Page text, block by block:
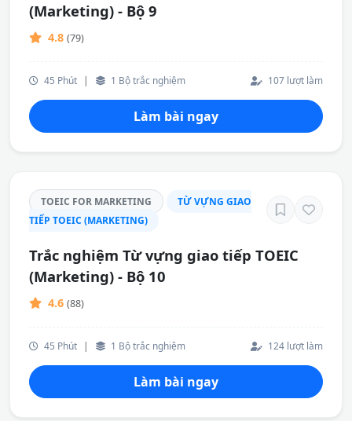
(Marketing) - Bộ 9
4.8 (79)
45 Phút | 1 Bộ trắc nghiệm 107 lượt làm
Làm bài ngay
TOEIC FOR MARKETING
TỪ VỰNG GIAO
TIẾP TOEIC (MARKETING)
Trắc nghiệm Từ vựng giao tiếp TOEIC
(Marketing) - Bộ 10
4.6 (88)
45 Phút | 1 Bộ trắc nghiệm 124 lượt làm
Làm bài ngay